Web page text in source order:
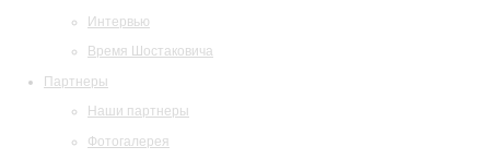
Интервью
Время Шостаковича
Партнеры
Наши партнеры
Фотогалерея